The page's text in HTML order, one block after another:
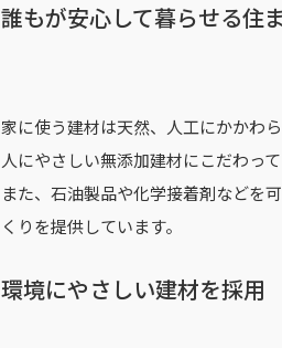
誰もが安心して暮らせる住
家に使う建材は天然、人工にかかわ
人にやさしい無添加建材にこだわって
また、石油製品や化学接着剤などを
くりを提供しています。
環境にやさしい建材を採用